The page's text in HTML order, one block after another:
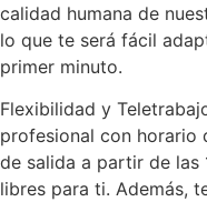
calidad humana de
lo que te será fácil
primer minuto.
Flexibilidad y
profesional con horario
de salida a partir de las
libres para ti. Además,